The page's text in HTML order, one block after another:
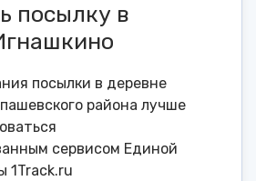
посылку в
посылки в деревне
района лучше
сервисом Единой
1Track.ru